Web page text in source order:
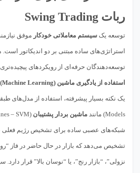
ربات Swing Trading
توسعه یک سیستم معاملاتی خودکار موفق
استراتژی‌های ساده مبتنی بر دو اندیکاتور است.
توسعه‌دهندگان حرفه‌ای از رویکردهای
استفاده از یادگیری ماشین (Machine Learning) برای تعیین رژیم بازار:
Models) مانند ماشین بردار پشتیبان
شبکه‌های عصبی ساده برای تشخیص رژیم فعلی
تشخیص می‌دهد که بازار در حال حاضر در فاز
نزولی”، “بازار رنج”، یا “نوسان بالا” قرار